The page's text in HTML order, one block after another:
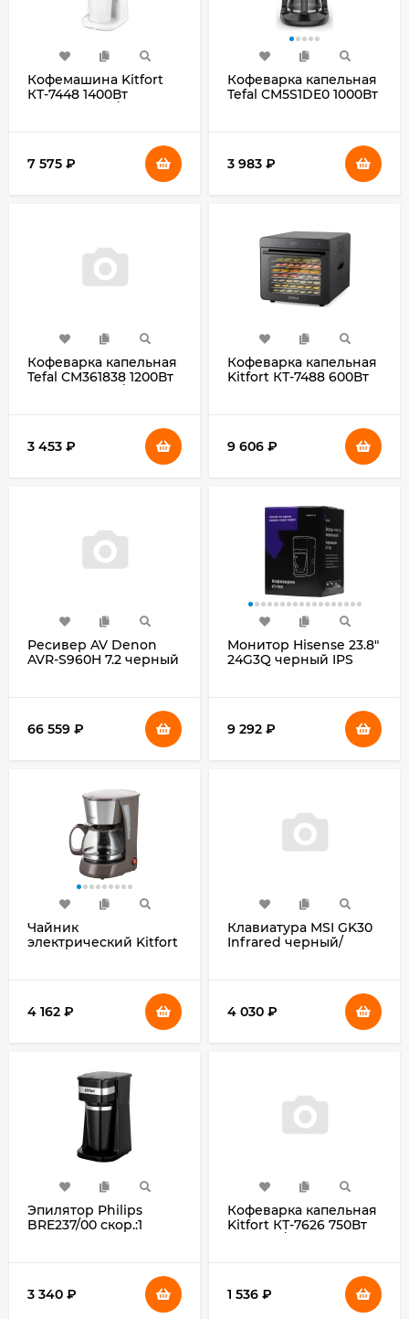
Кофемашина Kitfort
КТ-7448 1400Вт
7 575 ₽
Кофеварка капельная
Tefal CM5S1DE0 1000Вт
3 983 ₽
Кофеварка капельная
Tefal CM361838 1200Вт
3 453 ₽
Кофеварка капельная
Kitfort КТ-7488 600Вт
9 606 ₽
Ресивер AV Denon
AVR-S960H 7.2 черный
66 559 ₽
Монитор Hisense 23.8"
24G3Q черный IPS
240Hz FreeSync DP
FHD 3.2кг
9 292 ₽
Чайник
электрический Kitfort
металл/пластик (KT-
6764)
4 162 ₽
Клавиатура MSI GK30
Infrared черный/
04RUF01-CLA) кабель
4 030 ₽
Эпилятор Philips
BRE237/00 скор.:1
3 340 ₽
Кофеварка капельная
Kitfort КТ-7626 750Вт
1 536 ₽